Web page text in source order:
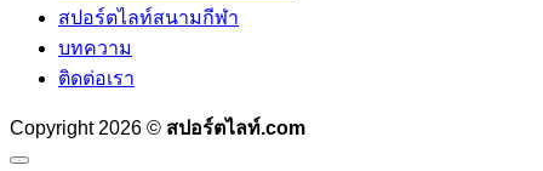
สปอร์ตไลท์สนามกีฬา
บทความ
ติดต่อเรา
Copyright 2026 © สปอร์ตไลท์.com